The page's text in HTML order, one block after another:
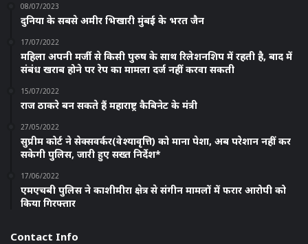
08/07/2023
दुनिया के सबसे अमीर भिखारी मुंबई के भरत जैन
17/07/2022
महिला अपनी मर्जी से किसी पुरुष के साथ रिलेशनशिप में रहती है, बाद में
संबंध खराब होने पर रेप का मामला दर्ज नहीं करवा सकती
15/07/2022
राज ठाकरे बन सकते हैं महाराष्ट्र कैबिनेट के मंत्री
27/05/2022
सुप्रीम कोर्ट ने सेक्सवर्कर(वेश्यावृत्ति) को माना पेशा, अब परेशान नहीं कर
सकेगी पुलिस, जारी हुए सख्त निर्देश*
17/06/2022
एमएचबी पुलिस ने काशीमीरा क्षेत्र से संगीन मामलों में फरार आरोपी को
किया गिरफ्तार
Contact Info